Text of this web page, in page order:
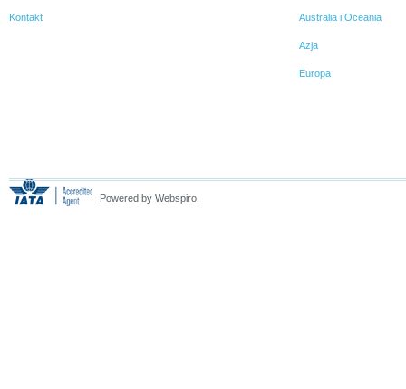
Kontakt Australia i Oceania
Azja
Europa
Powered by Webspiro.